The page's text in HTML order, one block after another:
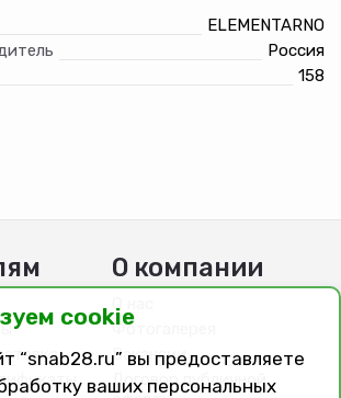
ELEMENTARNO
Россия
158
О компании
О нас
Фотогалерея
Вакансии
Договор публичной
cookie
“snab28.ru” вы предоставляете
ваших персональных